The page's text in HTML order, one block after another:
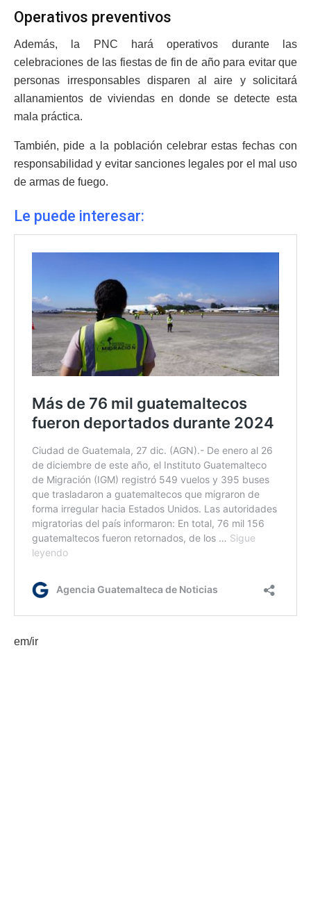
Operativos preventivos
Además, la PNC hará operativos durante las
celebraciones de las fiestas de fin de año para evitar que
personas irresponsables disparen al aire y solicitará
allanamientos de viviendas en donde se detecte esta
mala práctica.
También, pide a la población celebrar estas fechas con
responsabilidad y evitar sanciones legales por el mal uso
de armas de fuego.
Le puede interesar:
em/ir